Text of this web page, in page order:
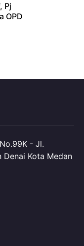
Pj
OPD
- Jl.
Denai Kota Medan